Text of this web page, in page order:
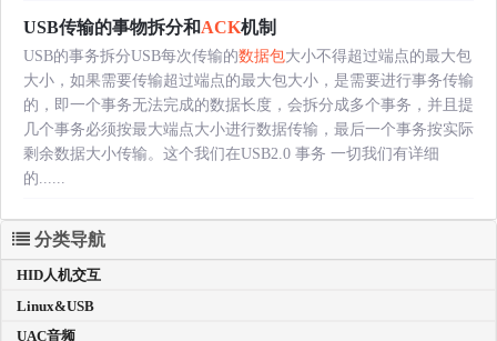
USB传输的事物拆分和ACK机制
USB的事务拆分USB每次传输的数据包大小不得超过端点的最大包
大小，如果需要传输超过端点的最大包大小，是需要进行事务传输
的，即一个事务无法完成的数据长度，会拆分成多个事务，并且提
几个事务必须按最大端点大小进行数据传输，最后一个事务按实际
剩余数据大小传输。这个我们在USB2.0 事务 一切我们有详细
的......
分类导航
HID人机交互
Linux&USB
UAC音频